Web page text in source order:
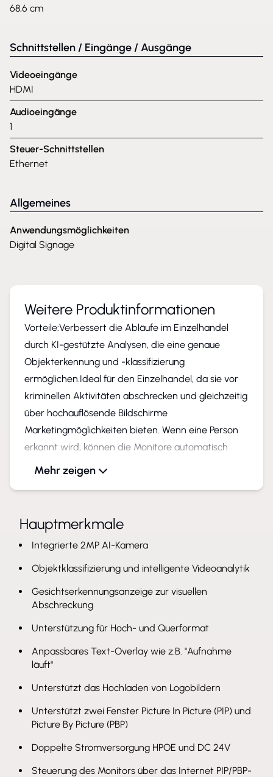
68,6 cm
Schnittstellen / Eingänge / Ausgänge
Videoeingänge
HDMI
Audioeingänge
1
Steuer-Schnittstellen
Ethernet
Allgemeines
Anwendungsmöglichkeiten
Digital Signage
Weitere Produktinformationen
Vorteile:Verbessert die Abläufe im Einzelhandel
durch KI-gestützte Analysen, die eine genaue
Objekterkennung und -klassifizierung
ermöglichen.Ideal für den Einzelhandel, da sie vor
kriminellen Aktivitäten abschrecken und gleichzeitig
über hochauflösende Bildschirme
Marketingmöglichkeiten bieten. Wenn eine Person
erkannt wird, können die Monitore automatisch
vom "Werbemodus" in den "Livemodus" umschalten,
so dass die Käufer erkennen, dass sie überwacht
ermöglicht eine schnelle forensische Suche zur
Unterstützung von Ermittlungen und reduziert
gleichzeitig Fehlalarme, um die Effizienz des
Sicherheitsteams zu verbessern.Analysen zur
Warteschlangenmanagement bieten wertvolle
indem sie dem Management helfen, Personalpläne
zu erstellen und Stoßzeiten vorherzusagen.Die
Monitore können so eingestellt werden, dass sie
sowohl im Hoch- als auch im Querformat angezeigt
richtigen Ausrichtung überwacht und aufgezeichnet
Überwachung können auf den AI PVMs über Bild-
für-Bild- und Bild-in-Bild-Einstellungen gleichzeitig
Mehr zeigen
Hauptmerkmale
Integrierte 2MP AI-Kamera
Objektklassifizierung und intelligente Videoanalytik
Gesichtserkennungsanzeige zur visuellen
Abschreckung
Unterstützung für Hoch- und Querformat
Anpassbares Text-Overlay wie z.B. "Aufnahme
läuft"
Unterstützt das Hochladen von Logobildern
Unterstützt zwei Fenster Picture In Picture (PIP) und
Picture By Picture (PBP)
Doppelte Stromversorgung HPOE und DC 24V
Steuerung des Monitors über das Internet PIP/PBP-